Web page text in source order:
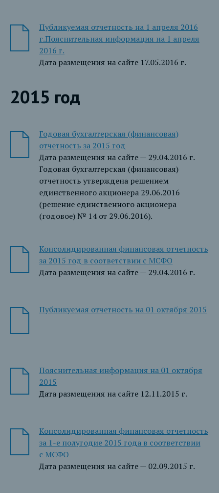
Публикуемая отчетность на 1 апреля 2016
г.Пояснительная информация на 1 апреля
2016 г.
Дата размещения на сайте 17.05.2016 г.
2015 год
Годовая бухгалтерская (финансовая)
отчетность за 2015 год
Дата размещения на сайте — 29.04.2016 г.
Годовая бухгалтерская (финансовая)
отчетность утверждена решением
единственного акционера 29.06.2016
(решение единственного акционера
(годовое) № 14 от 29.06.2016).
Консолидированная финансовая отчетность
за 2015 год в соответствии с МСФО
Дата размещения на сайте — 29.04.2016 г.
Публикуемая отчетность на 01 октября 2015
Пояснительная информация на 01 октября
2015
Дата размещения на сайте 12.11.2015 г.
Консолидированная финансовая отчетность
за 1-е полугодие 2015 года в соответствии
с МСФО
Дата размещения на сайте — 02.09.2015 г.